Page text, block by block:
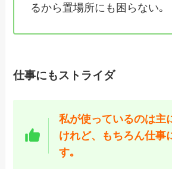
るから置場所にも困らない｡
仕事にもストライダ
私が使っているのは主
けれど、もちろん仕事
す｡